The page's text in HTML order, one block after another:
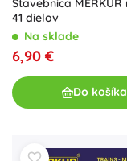
Stavebnica MERKUR
41 dielov
Na sklade
6,90 €
Do košíka